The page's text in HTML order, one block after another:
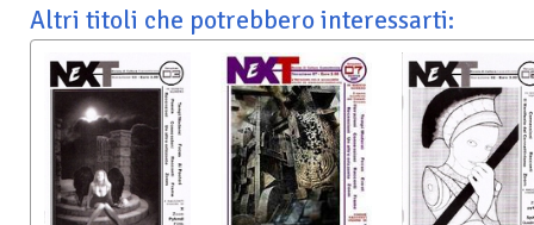
Altri titoli che potrebbero interessarti: